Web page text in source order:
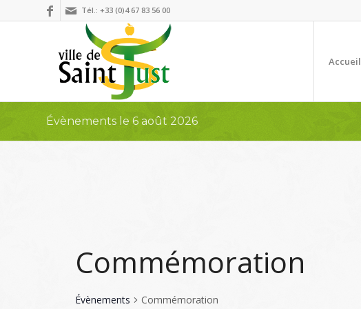
Tél.: +33 (0)4 67 83 56 00
Accueil
Évènements le 6 août 2026
Commémoration
Évènements Commémoration